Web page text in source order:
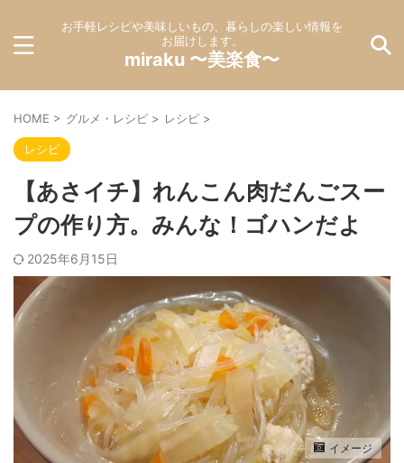
お手軽レシピや美味しいもの、暮らしの楽しい情報を
お届けします。
miraku 〜美楽食〜
HOME > グルメ・レシピ > レシピ >
レシピ
【あさイチ】れんこん肉だんごスー
プの作り方。みんな！ゴハンだよ
2025年6月15日
イメージ